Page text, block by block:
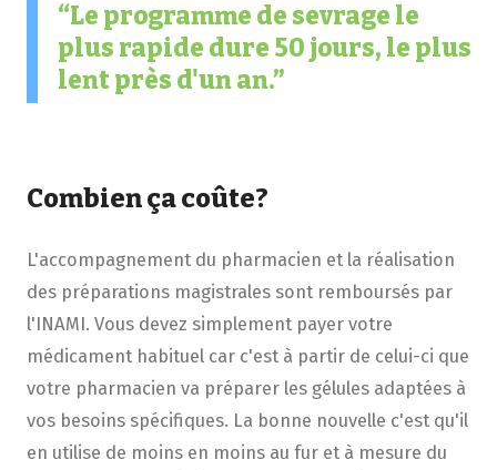
Le programme de sevrage le
plus rapide dure 50 jours, le plus
lent près d'un an.
Combien ça coûte?
L'accompagnement du pharmacien et la réalisation
des préparations magistrales sont remboursés par
l'INAMI. Vous devez simplement payer votre
médicament habituel car c'est à partir de celui-ci que
votre pharmacien va préparer les gélules adaptées à
vos besoins spécifiques. La bonne nouvelle c'est qu'il
en utilise de moins en moins au fur et à mesure du